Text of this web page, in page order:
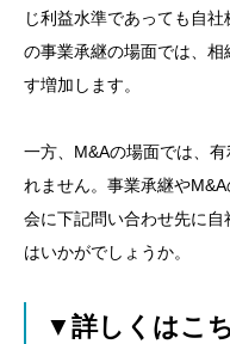
じ利益水準であっても自
の事業承継の場面では、
す増加します。
一方、M&Aの場面では、
れません。事業承継や
会に下記問い合わせ先に
はいかがでしょうか。
▼詳しくはこ